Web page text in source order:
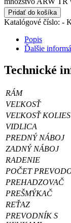
Pridať do košíka
Katalógové číslo: -
Popis
Ďalšie
Technické
RÁM
VEĽKOSŤ
VEĽKOSŤ KOLIES
VIDLICA
PREDNÝ NÁBOJ
ZADNÝ NÁBOJ
RADENIE
POČET
PREHADZOVAČ
PREŠMÝKAČ
REŤAZ
PREVODNÍK S